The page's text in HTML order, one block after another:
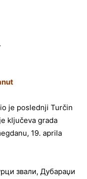
je poslednji Turčin
ključeva grada
19. aprila
звали, Дубараџи